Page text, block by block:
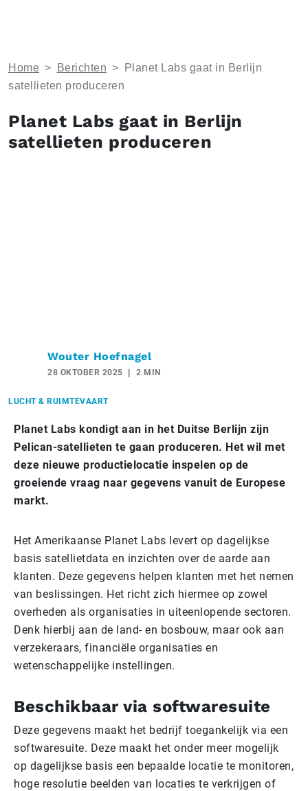
Home > Berichten >
Planet Labs gaat in Berlijn
satellieten produceren
Planet Labs gaat in Berlijn
satellieten produceren
Wouter Hoefnagel
28 OKTOBER 2025 2 MIN
LUCHT & RUIMTEVAART
Planet Labs kondigt aan in het Duitse Berlijn zijn
Pelican-satellieten te gaan produceren. Het wil met
deze nieuwe productielocatie inspelen op de
groeiende vraag naar gegevens vanuit de Europese
markt.
Het Amerikaanse Planet Labs levert op dagelijkse
basis satellietdata en inzichten over de aarde aan
klanten. Deze gegevens helpen klanten met het nemen
van beslissingen. Het richt zich hiermee op zowel
overheden als organisaties in uiteenlopende sectoren.
Denk hierbij aan de land- en bosbouw, maar ook aan
verzekeraars, financiële organisaties en
wetenschappelijke instellingen.
Beschikbaar via softwaresuite
Deze gegevens maakt het bedrijf toegankelijk via een
softwaresuite. Deze maakt het onder meer mogelijk
op dagelijkse basis een bepaalde locatie te monitoren,
hoge resolutie beelden van locaties te verkrijgen of